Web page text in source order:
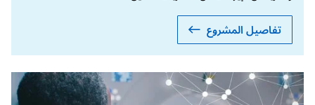
تفاصيل المشروع